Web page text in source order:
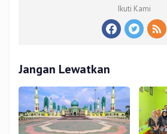
Ikuti Kami
Jangan Lewatkan